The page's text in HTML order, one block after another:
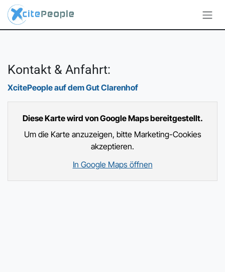
Zum Inhalt springen
Kontakt & Anfahrt:
​XcitePeople auf dem Gut Clarenhof
Diese Karte wird von Google Maps bereitgestellt.
Um die Karte anzuzeigen, bitte Marketing-Cookies
akzeptieren.
In Google Maps öffnen